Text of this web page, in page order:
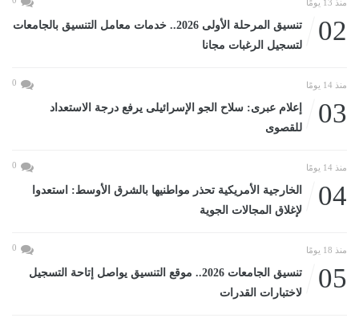
منذ 13 يومًا
02
تنسيق المرحلة الأولى 2026.. خدمات معامل التنسيق بالجامعات
لتسجيل الرغبات مجانا
منذ 14 يومًا 0
03
إعلام عبرى: سلاح الجو الإسرائيلى يرفع درجة الاستعداد
للقصوى
منذ 14 يومًا 0
04
الخارجية الأمريكية تحذر مواطنيها بالشرق الأوسط: استعدوا
لإغلاق المجالات الجوية
منذ 18 يومًا 0
05
تنسيق الجامعات 2026.. موقع التنسيق يواصل إتاحة التسجيل
لاختبارات القدرات